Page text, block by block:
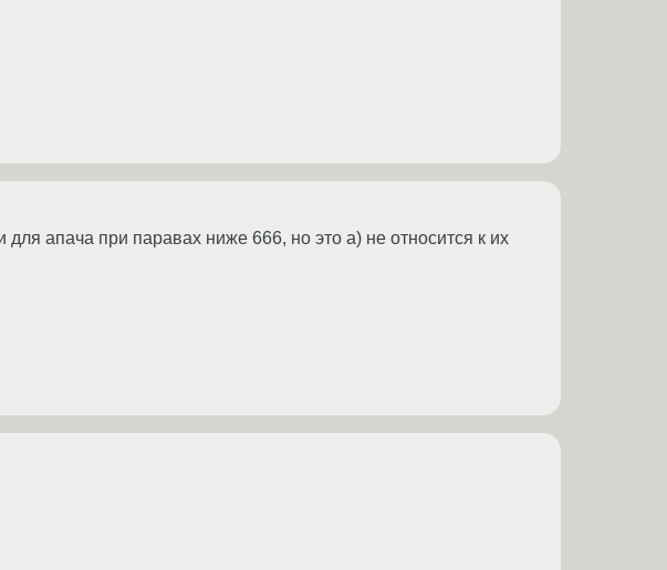
апача при паравах ниже 666, но это а) не относится к их